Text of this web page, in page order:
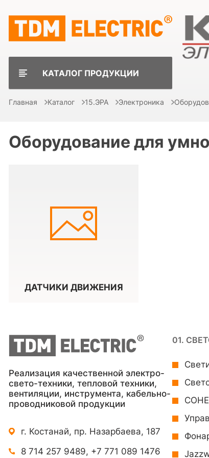
КАТАЛОГ ПРОДУКЦИИ
Главная Каталог 15.ЭРА Электроника
Оборудование для
ДАТЧИКИ ДВИЖЕНИЯ
Реализация качественной электро-
свето-техники, тепловой техники,
вентиляции, инструмента, кабельно-
проводниковой продукции
г. Костанай, пр. Назарбаева, 187
8 714 257 9489, +7 771 089 1476
01.